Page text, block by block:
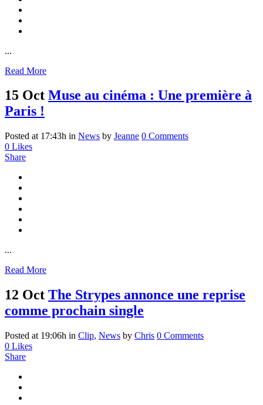
...
Read More
15 Oct Muse au cinéma : Une première à
Paris !
Posted at 17:43h in News by Jeanne 0 Comments
0 Likes
Share
...
Read More
12 Oct The Strypes annonce une reprise
comme prochain single
Posted at 19:06h in Clip, News by Chris 0 Comments
0 Likes
Share